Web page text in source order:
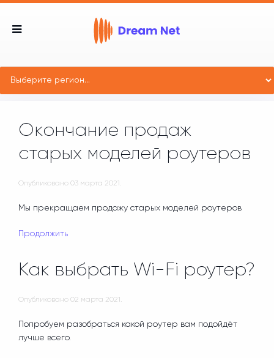
Окончание продаж
старых моделей роутеров
Опубликовано 03 марта 2021 .
Мы прекращаем продажу старых моделей роутеров
Продолжить
Как выбрать Wi-Fi роутер?
Опубликовано 02 марта 2021 .
Попробуем разобраться какой роутер вам подойдёт
лучше всего.